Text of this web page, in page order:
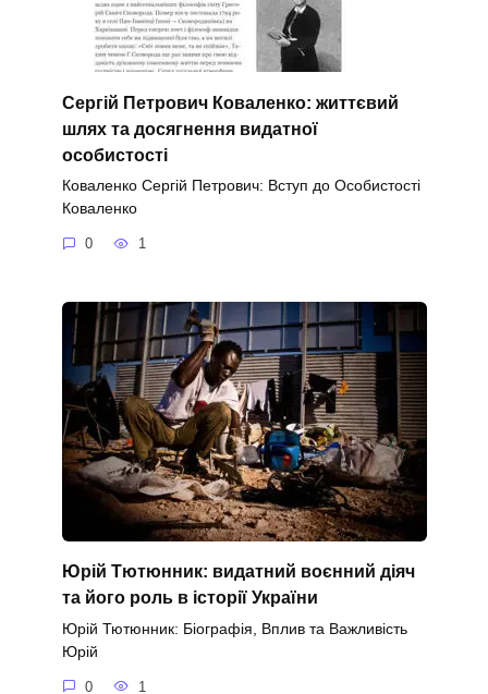
Сергій Петрович Коваленко: життєвий
шлях та досягнення видатної
особистості
Коваленко Сергій Петрович: Вступ до Особистості
Коваленко
0 1
Юрій Тютюнник: видатний воєнний діяч
та його роль в історії України
Юрій Тютюнник: Біографія, Вплив та Важливість
Юрій
0 1